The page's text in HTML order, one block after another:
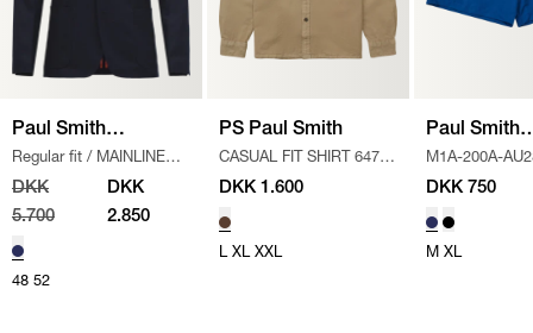
Paul Smith
Mainline
Regular fit / MAINLINE
BLAZER
NAVY
DKK
5.700
DKK
2.850
48 52
PS Paul Smith
CASUAL FIT SHIRT 647X-
W22336 S /
DKK 1.600
L XL XXL
Paul Smith
Accessories
M1A-200A-
SHORTS /
DKK 750
M XL